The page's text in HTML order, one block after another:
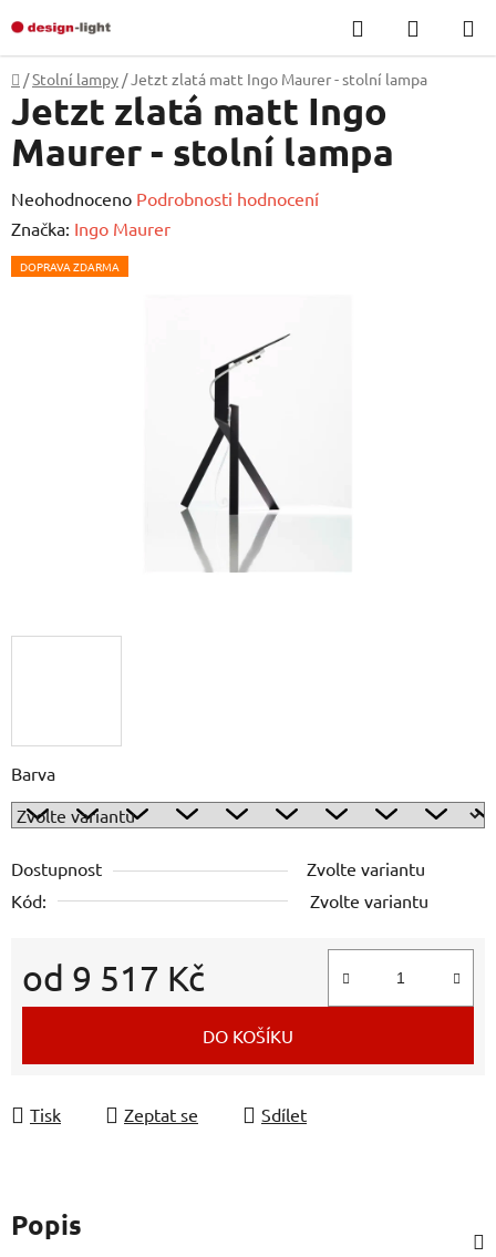
na
obsah
Hledat
KOŠÍK
Domů
/Stolní lampy /Jetzt zlatá matt Ingo Maurer - stolní lampa
Barva
Dostupnost
Zvolte variantu
Kód:
Zvolte variantu
od 9 517 Kč
Měrná cena:
DO KOŠÍKU
Tisk Zeptat se Sdílet
Jetzt zlatá matt Ingo
Maurer - stolní lampa
Průměrné
hodnocení
produktu
Neohodnoceno Podrobnosti hodnocení
Značka: Ingo Maurer
DOPRAVA ZDARMA
Popis